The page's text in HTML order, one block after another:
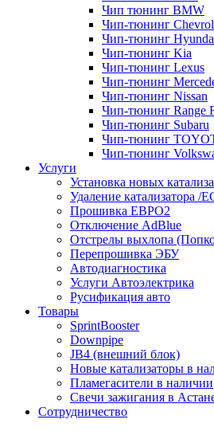
Чип тюнинг BMW
Чип-тюнинг
Чип-тюнинг
Чип-тюнинг Kia
Чип-тюнинг Lexus
Чип-тюнинг
Чип-тюнинг Nissan
Чип-тюнинг Range
Чип-тюнинг Subaru
Чип-тюнинг
Чип-тюнинг
Услуги
Установка новых
Удаление катализатора /
Прошивка ЕВРО2
Отключение AdBlue
Отстрелы выхлопа
Перепрошивка ЭБУ
Автодиагностика
Услуги Автоэлектрика
Русификация авто
Товары
SprintBooster
Downpipe
JB4 (внешний блок)
Новые катализаторы в
Пламегасители в наличии
Свечи зажигания в
Сотрудничество